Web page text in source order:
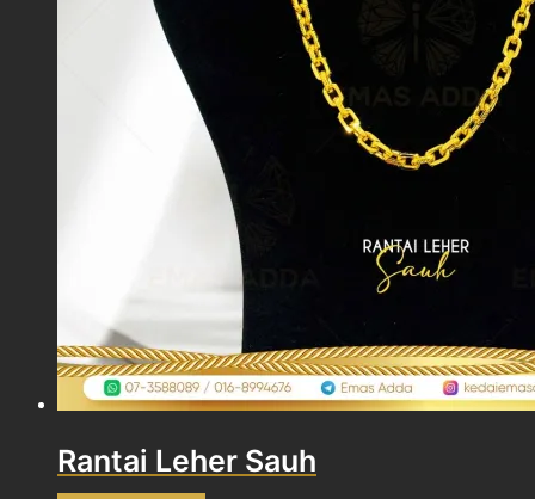
Rantai Leher Sauh